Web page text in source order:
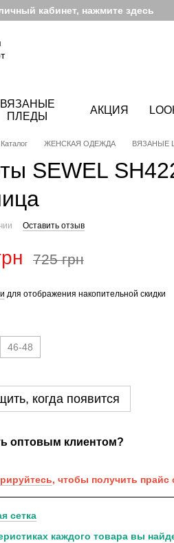
кабинет, нажмите здесь
ВЯЗАНЫЕ
ПЛЕДЫ
АКЦИЯ
Каталог ЖЕНСКАЯ ОДЕЖДА ВЯЗАНЫЕ
SEWEL
Оставить отзыв
725 грн
для отображения накопительной скидки
46-48
когда появится
оптовым клиентом?
, чтобы получить
сетка
каждого товара вы